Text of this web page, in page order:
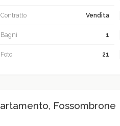
Contratto Vendita
Bagni 1
Foto 21
Fossombrone